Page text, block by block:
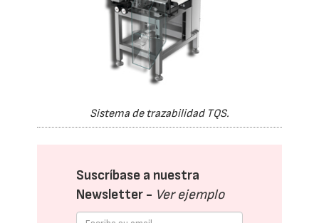
Sistema de trazabilidad TQS.
Suscríbase a nuestra
Newsletter - Ver ejemplo